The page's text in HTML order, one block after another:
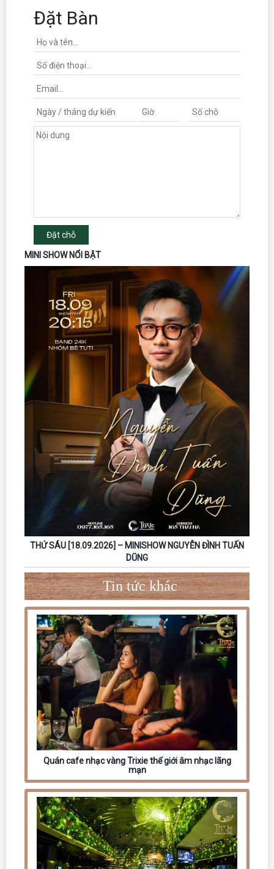
Đặt Bàn
Đặt chỗ
MINI SHOW NỔI BẬT
THỨ SÁU [18.09.2026] – MINISHOW NGUYỄN ĐÌNH TUẤN
DŨNG
Tin tức khác
Quán cafe nhạc vàng Trixie thế giới âm nhạc lãng
mạn